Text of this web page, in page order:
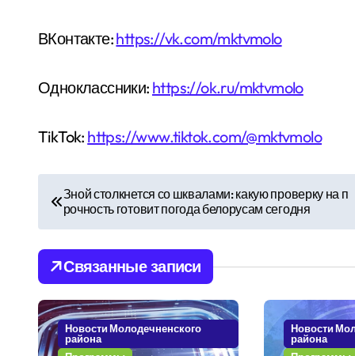
ВКонтакте:https://vk.com/mktvmolo
Одноклассники: https://ok.ru/mktvmolo
TikTok: https://www.tiktok.com/@mktvmolo
а
в
и
г
Зной столкнется со шквалами: какую проверку на п
рочность готовит погода белорусам сегодня
Связанные записи
Новости Молодечненского
района
Новости
района